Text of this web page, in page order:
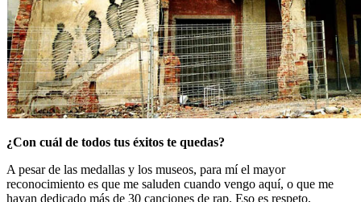
¿Con cuál de todos tus éxitos te quedas?
A pesar de las medallas y los museos, para mí el mayor
reconocimiento es que me saluden cuando vengo aquí, o que me
hayan dedicado más de 30 canciones de rap. Eso es respeto,